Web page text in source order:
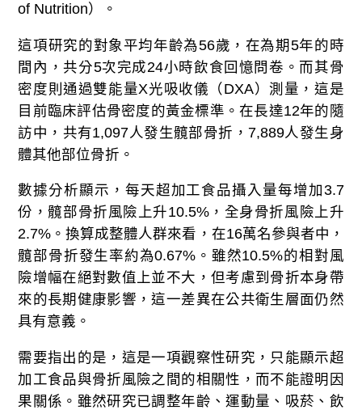
of Nutrition）。
這項研究的對象平均年齡為56歲，在為期5年的時
間內，共分5次完成24小時飲食回憶問卷。而其骨
密度則通過雙能量X光吸收儀（DXA）測量，這是
目前臨床評估骨密度的黃金標準。在長達12年的隨
訪中，共有1,097人發生髖部骨折，7,889人發生身
體其他部位骨折。
數據分析顯示，每天超加工食品攝入量每增加3.7
份，髖部骨折風險上升10.5%，全身骨折風險上升
2.7%。換算成整體人群來看，在16萬名參與者中，
髖部骨折發生率約為0.67%。雖然10.5%的相對風
險增幅在絕對數值上並不大，但考慮到骨折本身帶
來的長期健康影響，這一差異在公共衛生層面仍然
具有意義。
需要指出的是，這是一項觀察性研究，只能顯示超
加工食品與骨折風險之間的相關性，而不能證明因
果關係。雖然研究已調整年齡、運動量、吸菸、飲